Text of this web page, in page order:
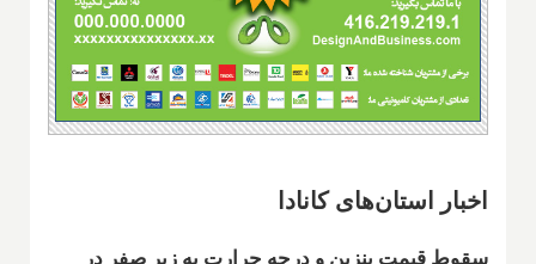
اخبار استان‌های کانادا
سقوط قیمت بنزین و درجه حرارت به زیر صفر در